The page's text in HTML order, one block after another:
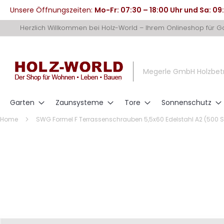
Unsere Öffnungszeiten: Mo-Fr: 07:30 – 18:00 Uhr und Sa:
zum
Herzlich Willkommen bei Holz-World – Ihrem Onlineshop für
Megerle GmbH
Garten Zaunsysteme Tore Sonnenschutz
Home SWG Formel F Terrassenschrauben 5,5x60 Edelstahl A2 (500